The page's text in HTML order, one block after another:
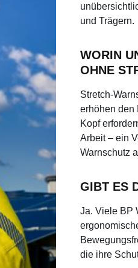
und Trägern.
WORIN
OHNE
Stretch-
erhöhen den
Kopf
Arbeit – ein
Warnschutz
GIBT ES
Ja. Viele BP
die ihre